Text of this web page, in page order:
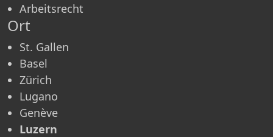
Arbeitsrecht
Ort
St. Gallen
Basel
Zürich
Lugano
Genève
Luzern